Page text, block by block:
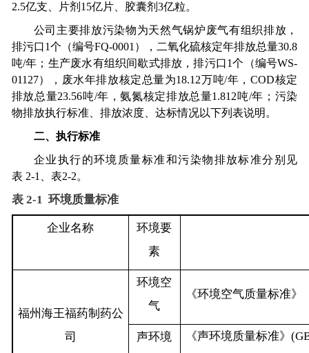
2.5亿支、片剂 15亿片、胶囊剂 3亿粒。
公司主要排放污染物为天然气锅炉废气有组织排放，
排污口1个（编号FQ-0001），二氧化硫核定年排放总量30.8
吨/年；生产废水有组织间歇式排放，排污口1个（编号WS-
01127），废水年排放核定总量为18.12万吨/年，COD核定
排放总量23.56吨/年，氨氮核定排放总量1.812吨/年；污染
物排放执行标准、排放浓度、达标情况以下列表说明。
二、执行标准
企业执行的环境质量标准和污染物排放标准分别见
表 2‑1、表2-2。
表2‑1 环境质量标准
企业名称
环境要
素
福州海王福药制药公
司
环境空
气
《环境空气质量标准》
声环境 《声环境质量标准》